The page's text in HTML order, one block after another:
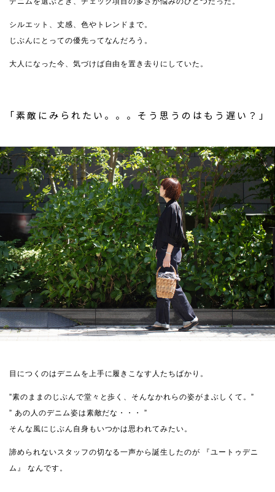
シルエット、丈感、色やトレンドまで。
じぶんにとっての優先ってなんだろう。
大人になった今、気づけば自由を置き去りにしていた。
「素敵にみられたい。。。そう思うのはもう遅い？」
目につくのはデニムを上手に履きこなす人たちばかり。
”素のままのじぶんで堂々と歩く、そんなかれらの姿がまぶしくて。”
” あの人のデニム姿は素敵だな・・・ ”
そんな風にじぶん自身もいつかは思われてみたい。
諦められないスタッフの切なる一声から誕生したのが 『ユートゥデニ
ム』 なんです。